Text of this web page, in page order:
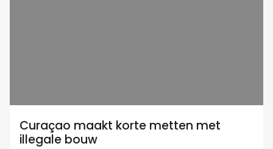
Curaçao maakt korte metten met
illegale bouw